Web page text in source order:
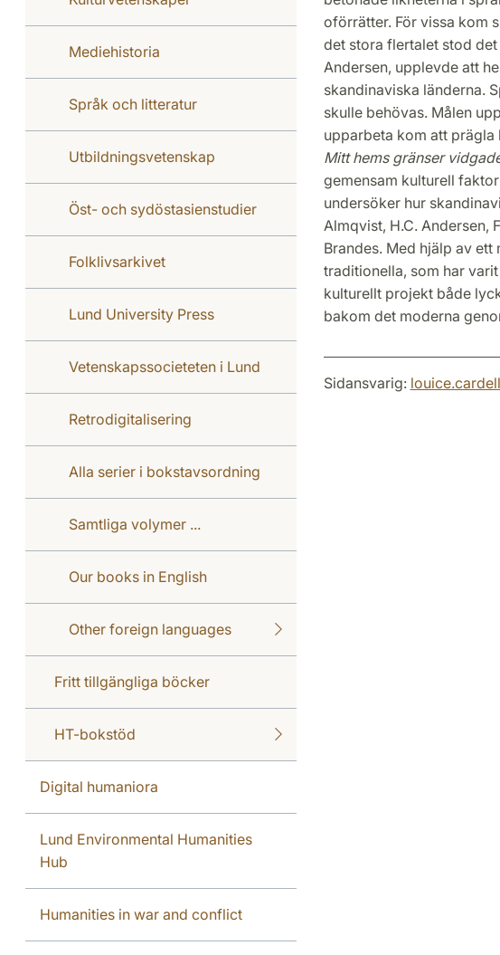
Mediehistoria
Språk och litteratur
Utbildningsvetenskap
Öst- och sydöstasienstudier
Folklivsarkivet
Lund University Press
Vetenskapssocieteten i Lund
Retrodigitalisering
Alla serier i bokstavsordning
Samtliga volymer ...
Our books in English
Other foreign languages
Fritt tillgängliga böcker
HT-bokstöd
Digital humaniora
Lund Environmental Humanities
Hub
Humanities in war and conflict
oförrätter. För vissa kom
det stora flertalet stod
Andersen, upplevde att
skandinaviska länderna.
skulle behövas. Målen
upparbeta kom att prägla
Mitt hems gränser
gemensam kulturell
undersöker hur
Almqvist, H.C. Andersen,
Brandes. Med hjälp av
traditionella, som har
kulturellt projekt både
bakom det moderna
Sidansvarig: